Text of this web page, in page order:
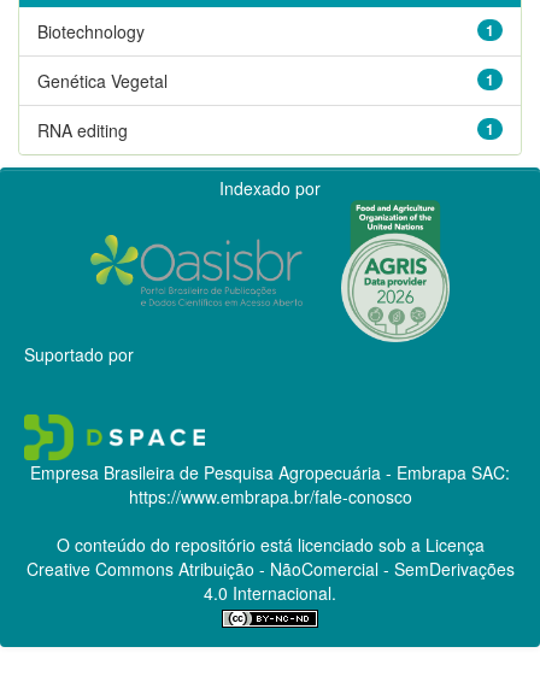
1
Biotechnology
1
Genética Vegetal
1
RNA editing
Indexado por
Suportado por
Empresa Brasileira de Pesquisa Agropecuária - Embrapa SAC:
https://www.embrapa.br/fale-conosco
O conteúdo do repositório está licenciado sob a Licença
Creative CommonsAtribuição - NãoComercial - SemDerivações
4.0 Internacional.